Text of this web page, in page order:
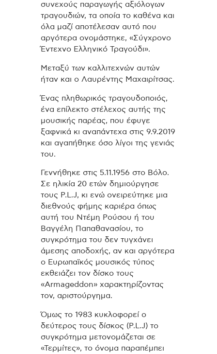
συνεχούς παραγωγής αξιόλογων
τραγουδιών, τα οποία το καθένα και
όλα μαζί αποτέλεσαν αυτό που
αργότερα ονομάστηκε, «Σύγχρονο
Έντεχνο Ελληνικό Τραγούδι».
Μεταξύ των καλλιτεχνών αυτών
ήταν και ο Λαυρέντης Μαχαιρίτσας.
Ένας πληθωρικός τραγουδοποιός,
ένα επίλεκτο στέλεχος αυτής της
μουσικής παρέας, που έφυγε
ξαφνικά κι αναπάντεχα στις 9.9.2019
και αγαπήθηκε όσο λίγοι της γενιάς
του.
Γεννήθηκε στις 5.11.1956 στο Βόλο.
Σε ηλικία 20 ετών δημιούργησε
τους P.L.J, κι ενώ ονειρεύτηκε μια
διεθνούς φήμης καριέρα όπως
αυτή του Ντέμη Ρούσου ή του
Βαγγέλη Παπαθανασίου, το
συγκρότημα του δεν τυγχάνει
άμεσης αποδοχής, αν και αργότερα
ο Ευρωπαϊκός μουσικός τύπος
εκθειάζει τον δίσκο τους
«Αrmageddon» χαρακτηρίζοντας
τον, αριστούργημα.
Όμως το 1983 κυκλοφορεί ο
δεύτερος τους δίσκος (P.L.J) το
συγκρότημα μετονομάζεται σε
«Τερμίτες», το όνομα παραπέμπει